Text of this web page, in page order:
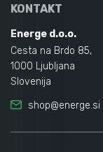
KONTAKT
Energe d.o.o.
Cesta na Brdo 85,
1000 Ljubljana
Slovenija
shop@energe.si